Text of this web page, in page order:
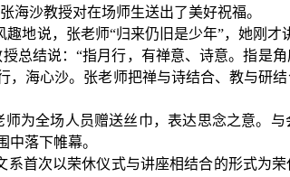
张海沙教授对在场师生送出了美好祝福。
趣地说，张老师“归来仍旧是少年”，她刚
总结说：“指月行，有禅意、诗意。指是
，海心沙。张老师把禅与诗结合、教与研
师为全场人员赠送丝巾，表达思念之意。
中落下帷幕。
系首次以荣休仪式与讲座相结合的形式为